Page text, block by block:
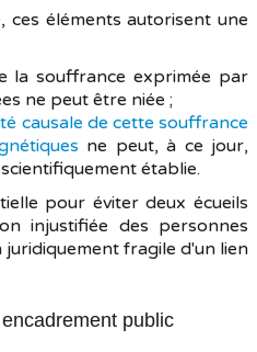
ces éléments autorisent une
la souffrance exprimée par
ne peut être niée ;
causale de cette souffrance
ne peut, à ce jour,
établie.
pour éviter deux écueils
injustifiée des personnes
fragile d'un lien
public